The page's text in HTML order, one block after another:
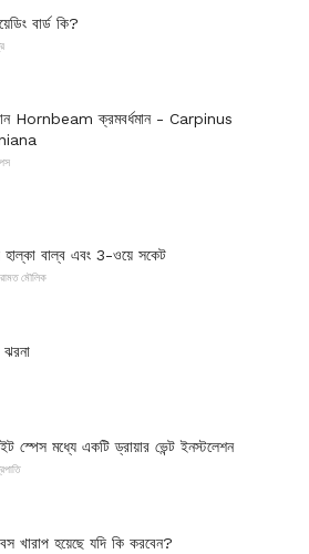
বার্ড কি?
Hornbeam ক্রমবর্ধমান - Carpinus
বাল্ব এবং 3-ওয়ে সকেট
মৌলিক
ঝরনা
স্পেস মধ্যে একটি ড্রায়ার ভেন্ট ইনস্টলেশন
খারাপ হয়েছে যদি কি করবেন?